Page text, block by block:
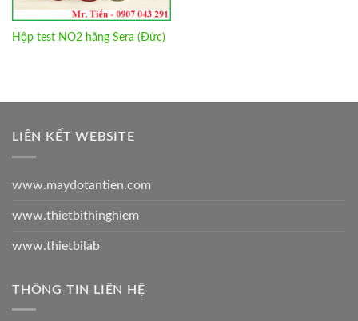
Hộp test NO2 hãng Sera (Đức)
LIÊN KẾT WEBSITE
www.maydotantien.com
www.thietbithinghiem
www.thietbilab
THÔNG TIN LIÊN HỆ